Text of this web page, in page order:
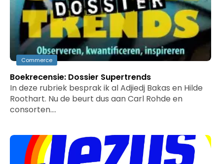
Commerce
Boekrecensie: Dossier Supertrends
In deze rubriek besprak ik al Adjiedj Bakas en Hilde
Roothart. Nu de beurt dus aan Carl Rohde en
consorten.…